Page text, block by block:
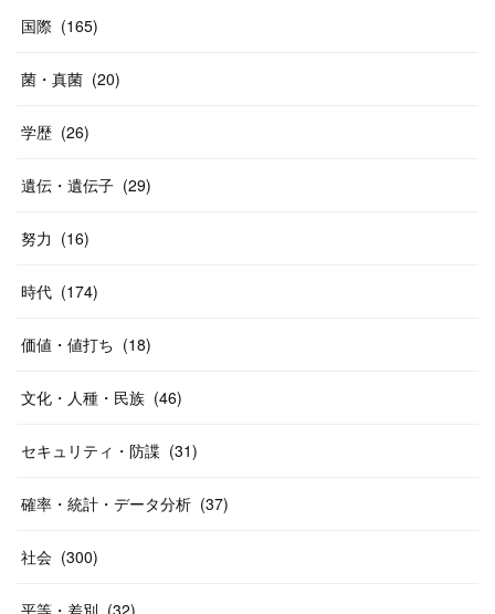
国際 (165)
菌・真菌 (20)
学歴 (26)
遺伝・遺伝子 (29)
努力 (16)
時代 (174)
価値・値打ち (18)
文化・人種・民族 (46)
セキュリティ・防諜 (31)
確率・統計・データ分析 (37)
社会 (300)
平等・差別 (32)